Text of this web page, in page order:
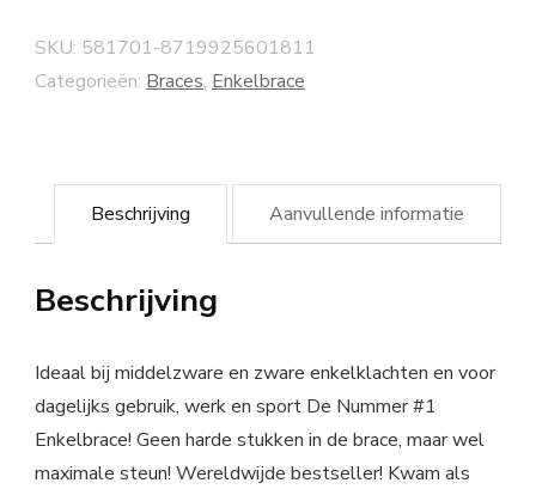
SKU: 581701-8719925601811
Categorieën: Braces, Enkelbrace
Beschrijving Aanvullende informatie
Beschrijving
Ideaal bij middelzware en zware enkelklachten en voor
dagelijks gebruik, werk en sport De Nummer #1
Enkelbrace! Geen harde stukken in de brace, maar wel
maximale steun! Wereldwijde bestseller! Kwam als